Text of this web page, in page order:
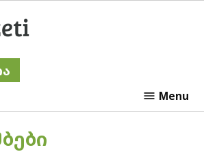
Menu